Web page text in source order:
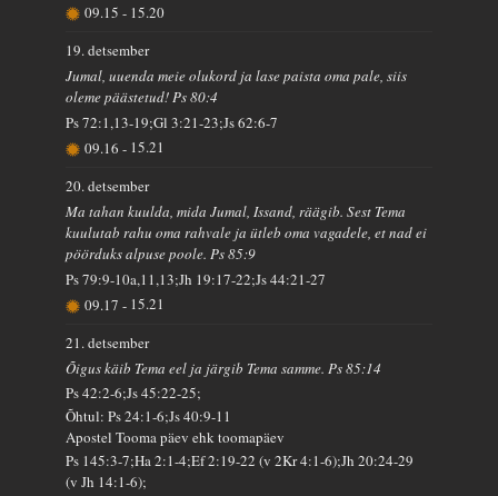
09.15- 15.20
19. detsember
Jumal, uuenda meie olukord ja lase paista oma pale, siis
oleme päästetud! Ps 80:4
Ps 72:1,13-19;Gl 3:21-23;Js 62:6-7
09.16- 15.21
20. detsember
Ma tahan kuulda, mida Jumal, Issand, räägib. Sest Tema
kuulutab rahu oma rahvale ja ütleb oma vagadele, et nad ei
pöörduks alpuse poole. Ps 85:9
Ps 79:9-10a,11,13;Jh 19:17-22;Js 44:21-27
09.17- 15.21
21. detsember
Õigus käib Tema eel ja järgib Tema samme. Ps 85:14
Ps 42:2-6;Js 45:22-25;
Õhtul: Ps 24:1-6;Js 40:9-11
Apostel Tooma päev ehk toomapäev
Ps 145:3-7;Ha 2:1-4;Ef 2:19-22 (v 2Kr 4:1-6);Jh 20:24-29
(v Jh 14:1-6);